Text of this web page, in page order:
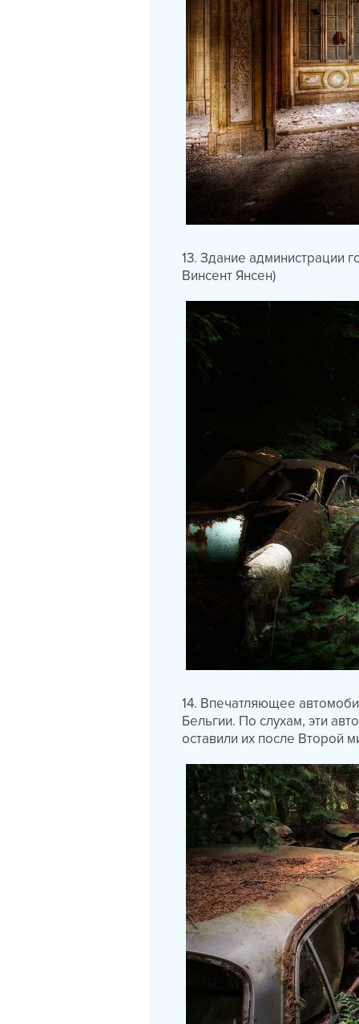
13. Здание администрации
Винсент Янсен)
14. Впечатляющее
Бельгии. По слухам, эти
оставили их после Второй